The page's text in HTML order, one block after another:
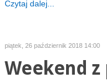
Czytaj dalej...
piątek, 26 październik 2018 14:00
Weekend z